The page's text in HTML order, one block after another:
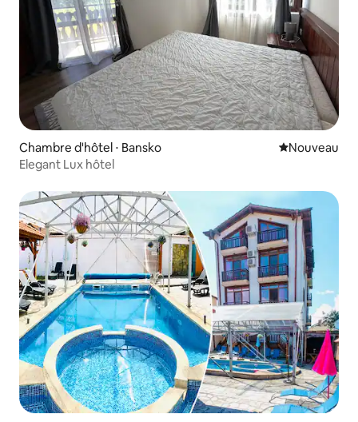
Chambre d'hôtel ⋅ Bansko Nouvel
Nouveau
Elegant Lux hôtel